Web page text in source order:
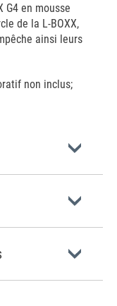
G4 en mousse
de la L-BOXX,
ainsi leurs
non inclus;